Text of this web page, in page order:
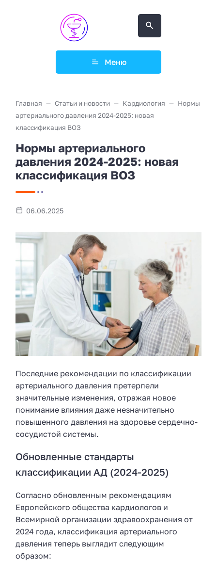
Меню
Главная Статьи и новости Кардиология
Нормы
артериального давления 2024-2025: новая
классификация ВОЗ
Нормы артериального
давления 2024-2025: новая
классификация ВОЗ
06.06.2025
Последние рекомендации по классификации
артериального давления претерпели
значительные изменения, отражая новое
понимание влияния даже незначительно
повышенного давления на здоровье сердечно-
сосудистой системы.
Обновленные стандарты
классификации АД (2024-2025)
Согласно обновленным рекомендациям
Европейского общества кардиологов и
Всемирной организации здравоохранения от
2024 года, классификация артериального
давления теперь выглядит следующим
образом: